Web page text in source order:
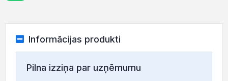
Informācijas produkti
Pilna izziņa par uzņēmumu